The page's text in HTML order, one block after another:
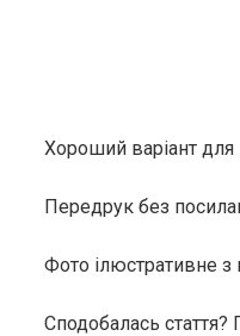
Хороший варіант для
Передрук без
Фото ілюстративне
Сподобалась стаття?